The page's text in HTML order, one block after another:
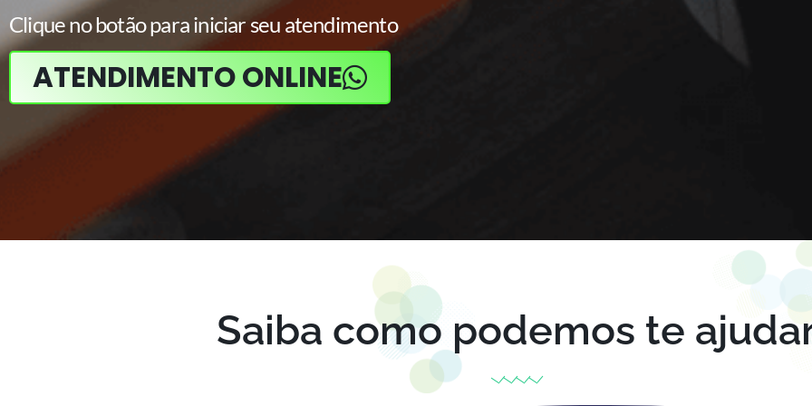
Clique no botão para iniciar seu atendimento
ATENDIMENTO ONLINE
Saiba como podemos te